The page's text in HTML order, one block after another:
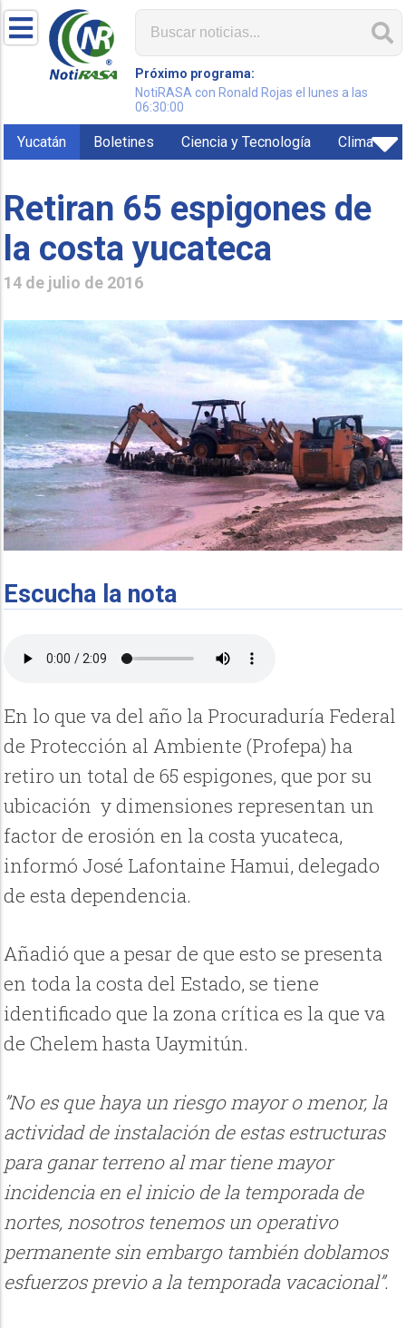
Próximo programa:
NotiRASA con Ronald Rojas el lunes a las
06:30:00
Yucatán Boletines Ciencia y Tecnología Clima
Retiran 65 espigones de
la costa yucateca
14 de julio de 2016
Escucha la nota
En lo que va del año la Procuraduría Federal
de Protección al Ambiente (Profepa) ha
retiro un total de 65 espigones, que por su
ubicación y dimensiones representan un
factor de erosión en la costa yucateca,
informó José Lafontaine Hamui, delegado
de esta dependencia.
Añadió que a pesar de que esto se presenta
en toda la costa del Estado, se tiene
identificado que la zona crítica es la que va
de Chelem hasta Uaymitún.
”No es que haya un riesgo mayor o menor, la
actividad de instalación de estas estructuras
para ganar terreno al mar tiene mayor
incidencia en el inicio de la temporada de
nortes, nosotros tenemos un operativo
permanente sin embargo también doblamos
esfuerzos previo a la temporada vacacional”.